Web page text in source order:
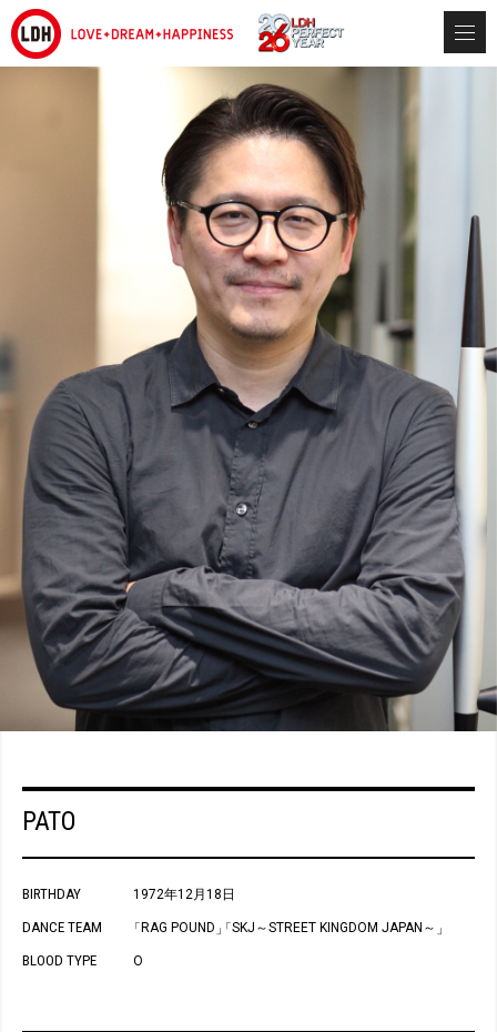
PATO
BIRTHDAY 1972年12月18日
DANCE TEAM 「 RAG POUND 」
「SKJ～STREET KINGDOM JAPAN～ 」
BLOOD TYPE O